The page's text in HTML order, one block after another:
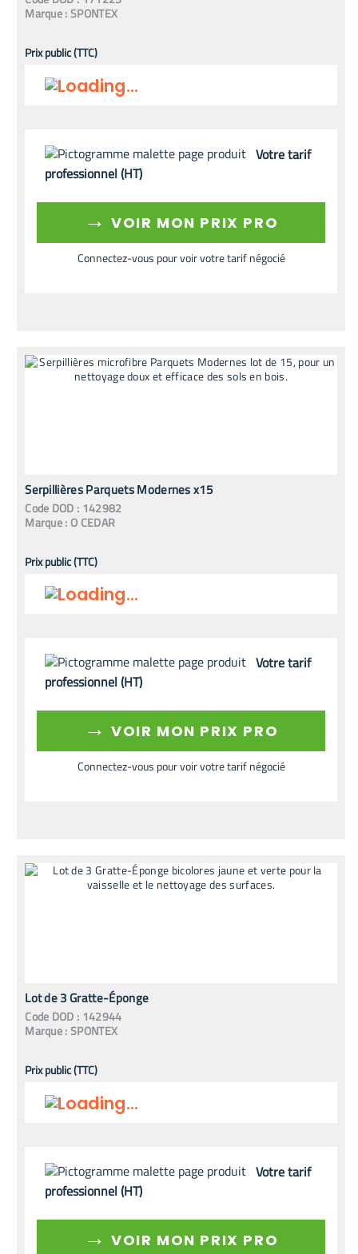
Marque :SPONTEX
Prix public (TTC)
Votre tarif
professionnel (HT)
→ VOIR MON PRIX PRO
Connectez-vous pour voir votre tarif négocié
Serpillières Parquets Modernes x15
Code DOD : 142982
Marque : O CEDAR
Prix public (TTC)
Votre tarif
professionnel (HT)
→ VOIR MON PRIX PRO
Connectez-vous pour voir votre tarif négocié
Lot de 3 Gratte-Éponge
Code DOD : 142944
Marque :SPONTEX
Prix public (TTC)
Votre tarif
professionnel (HT)
→ VOIR MON PRIX PRO